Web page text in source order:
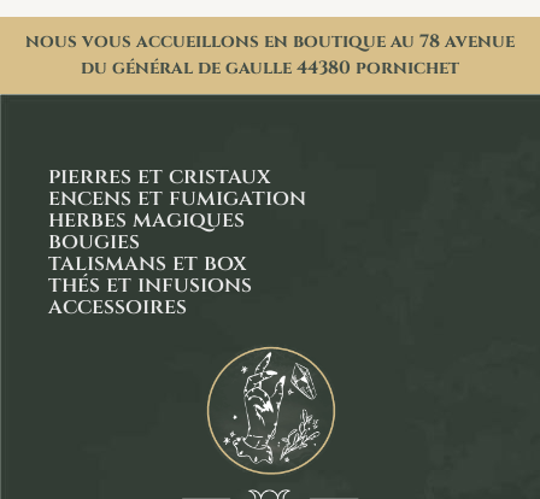
nous vous accueillons en boutique au 78 avenue
du général de gaulle 44380 pornichet
pierres et cristaux
encens et fumigation
herbes magiques
bougies
talismans et box
thés et infusions
accessoires